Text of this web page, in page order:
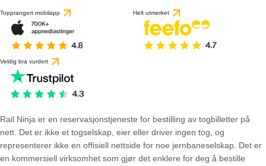
Topprangert mobilapp Helt utmerket
Veldig bra vurdert
Rail Ninja er en reservasjons­tjeneste for bestilling av togbilletter på
nett. Det er ikke et togselskap, eier eller driver ingen tog, og
representerer ikke en offisiell nettside for noe jernbaneselskap. Det er
en kommersiell virksomhet som gjør det enklere for deg å bestille